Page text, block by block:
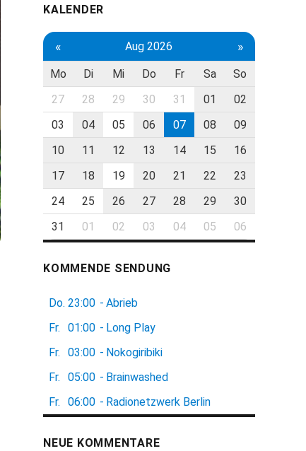
KALENDER
« Aug 2026 »
Mo Di Mi Do Fr Sa
So
27
28 29 30 31 01
02
03
04 05 06 07 08
09
10
11 12 13 14 15
16
17
18 19 20 21 22
23
24
25 26 27 28 29
30
31
01 02 03 04 05 06
KOMMENDE SENDUNG
Do. 23:00 - Abrieb
Fr.
01:00 - Long Play
Fr.
03:00 - Nokogiribiki
Fr.
05:00 - Brainwashed
Fr.
06:00 - Radionetzwerk Berlin
NEUE KOMMENTARE